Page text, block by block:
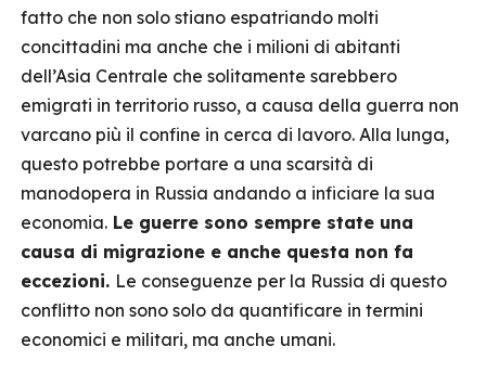
fatto che non solo stiano espatriando molti
concittadini ma anche che i milioni di abitanti
dell’Asia Centrale che solitamente sarebbero
emigrati in territorio russo, a causa della guerra non
varcano più il confine in cerca di lavoro. Alla lunga,
questo potrebbe portare a una scarsità di
manodopera in Russia andando a inficiare la sua
economia. Le guerre sono sempre state una
causa di migrazione e anche questa non fa
eccezioni. Le conseguenze per la Russia di questo
conflitto non sono solo da quantificare in termini
economici e militari, ma anche umani.